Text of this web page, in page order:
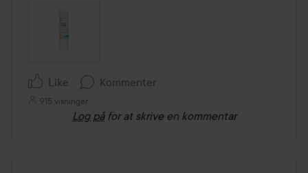
Like Kommenter
915 visninger
Log på for at skrive en kommentar